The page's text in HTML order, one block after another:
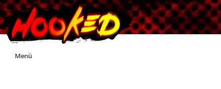
Skip
Menü